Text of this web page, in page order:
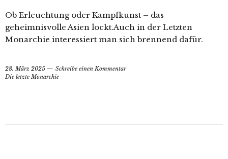
Ob Erleuchtung oder Kampfkunst – das
geheimnisvolle Asien lockt.Auch in der Letzten
Monarchie interessiert man sich brennend dafür.
28. März 2025
Schreibe einen Kommentar
Die letzte Monarchie